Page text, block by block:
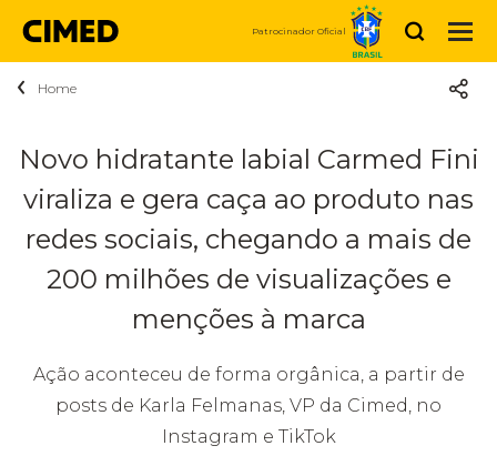
Sobre a Cimed
Sustentabilidade
Propósito
com
Medicamentos Marcas
Dermocosméticos
Notícias
Carreiras
Compre Agora
Patrocinador Oficial
Home
Novo hidratante labial Carmed Fini
viraliza e gera caça ao produto nas
redes sociais, chegando a mais de
200 milhões de visualizações e
menções à marca
Ação aconteceu de forma orgânica, a partir de
posts de Karla Felmanas, VP da Cimed, no
Instagram e TikTok